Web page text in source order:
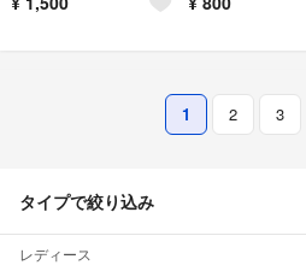
1 2 3
タイプで絞り込み
レディース